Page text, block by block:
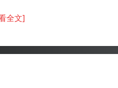
全文]